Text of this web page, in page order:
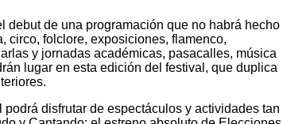
debut de una programación que no habrá hecho
circo, folclore, exposiciones, flamenco,
y jornadas académicas, pasacalles, música
lugar en esta edición del festival, que duplica
disfrutar de espectáculos y actividades tan